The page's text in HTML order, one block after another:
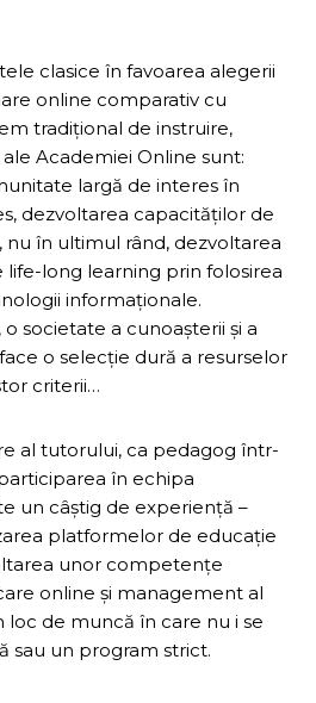
clasice în favoarea alegerii
online comparativ cu
tradiţional de instruire,
Academiei Online sunt:
largă de interes în
dezvoltarea capacităţilor de
nu în ultimul rând, dezvoltarea
long learning prin folosirea
informaţionale.
societate a cunoaşterii şi a
o selecţie dură a resurselor
criterii…
al tutorului, ca pedagog într-
în echipa
un câştig de experienţă –
platformelor de educaţie
unor competenţe
online şi management al
loc de muncă în care nu i se
sau un program strict.